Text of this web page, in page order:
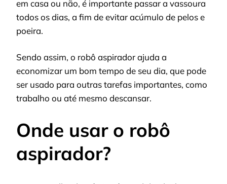
em casa ou não, é importante passar a vassoura
todos os dias, a fim de evitar acúmulo de pelos e
poeira.
Sendo assim, o robô aspirador ajuda a
economizar um bom tempo de seu dia, que pode
ser usado para outras tarefas importantes, como
trabalho ou até mesmo descansar.
Onde usar o robô
aspirador?